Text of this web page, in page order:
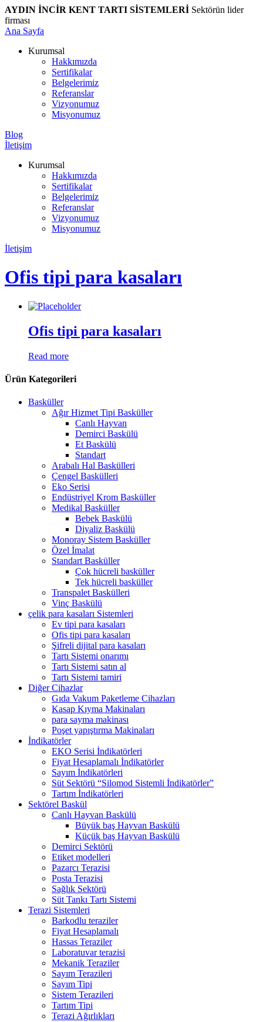
AYDIN İNCİR KENT TARTI SİSTEMLERİ Sektörün lider
firması
Ana Sayfa
Kurumsal
Hakkımızda
Sertifikalar
Belgelerimiz
Referanslar
Vizyonumuz
Misyonumuz
Blog
İletişim
Kurumsal
Hakkımızda
Sertifikalar
Belgelerimiz
Referanslar
Vizyonumuz
Misyonumuz
İletişim
Ofis tipi para kasaları
Ofis tipi para kasaları
Read more
Ürün Kategorileri
Basküller
Ağır Hizmet Tipi Basküller
Canlı Hayvan
Demirci Baskülü
Et Baskülü
Standart
Arabalı Hal Baskülleri
Çengel Baskülleri
Eko Serisi
Endüstriyel Krom Basküller
Medikal Basküller
Bebek Baskülü
Diyaliz Baskülü
Monoray Sistem Basküller
Özel İmalat
Standart Basküller
Çok hücreli basküller
Tek hücreli basküller
Transpalet Baskülleri
Vinç Baskülü
çelik para kasaları Sistemleri
Ev tipi para kasaları
Ofis tipi para kasaları
Şifreli dijital para kasaları
Tartı Sistemi onarımı
Tartı Sistemi satın al
Tartı Sistemi tamiri
Diğer Cihazlar
Gıda Vakum Paketleme Cihazları
Kasap Kıyma Makinaları
para sayma makinası
Poşet yapıştırma Makinaları
İndikatörler
EKO Serisi İndikatörleri
Fiyat Hesaplamalı İndikatörler
Sayım İndikatörleri
Süt Sektörü “Silomod Sistemli İndikatörler”
Tartım İndikatörleri
Sektörel Baskül
Canlı Hayvan Baskülü
Büyük baş Hayvan Baskülü
Küçük baş Hayvan Baskülü
Demirci Sektörü
Etiket modelleri
Pazarcı Terazisi
Posta Terazisi
Sağlık Sektörü
Süt Tankı Tartı Sistemi
Terazi Sistemleri
Barkodlu teraziler
Fiyat Hesaplamalı
Hassas Teraziler
Laboratuvar terazisi
Mekanik Teraziler
Sayım Terazileri
Sayım Tipi
Sistem Terazileri
Tartım Tipi
Terazi Ağırlıkları